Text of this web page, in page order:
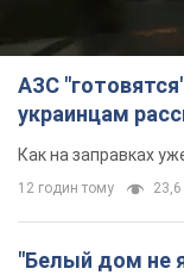
АЗС
украинцам
Как на заправках
12 годин тому 23,6
"Белый дом не